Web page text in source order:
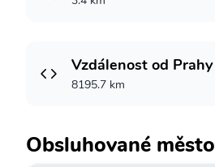
Vzdálenost od Prahy
8195.7 km
Obsluhované město